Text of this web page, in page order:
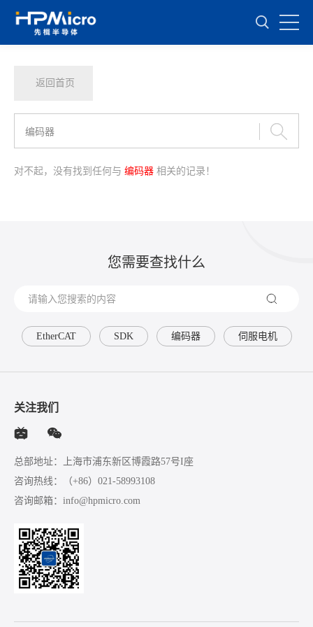
返回首页
对不起，没有找到任何与 编码器 相关的记录！
您需要查找什么
EtherCAT SDK 编码器 伺服电机
关注我们
总部地址：上海市浦东新区博霞路57号I座
咨询热线：
（+86）021-58993108
咨询邮箱： info@hpmicro.com